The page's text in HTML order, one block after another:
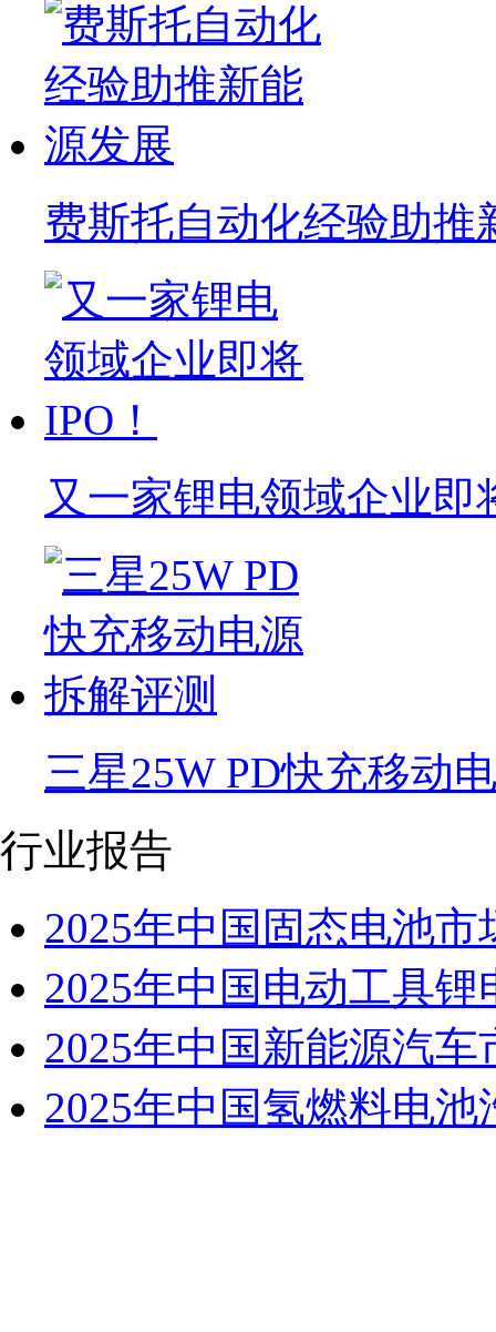
费斯托自动化经验助推
又一家锂电领域企业即
三星25W PD快充移动
行业报告
2025年中国固态电池
2025年中国电动工具
2025年中国新能源汽
2025年中国氢燃料电